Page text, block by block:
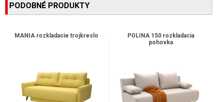
PODOBNÉ PRODUKTY
MANIA rozkladacie trojkreslo
POLINA 150 rozkladacia
pohovka